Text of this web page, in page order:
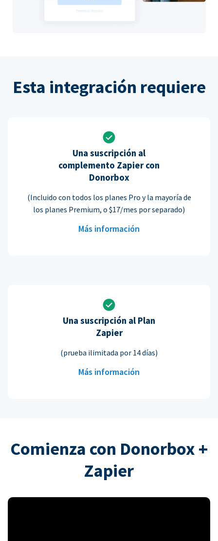
Esta integración requiere
Una suscripción al
complemento Zapier con
Donorbox
(Incluido con todos los planes Pro y la mayoría de
los planes Premium, o $17/mes por separado)
Más información
Una suscripción al Plan
Zapier
(prueba ilimitada por 14 días)
Más información
Comienza con Donorbox +
Zapier